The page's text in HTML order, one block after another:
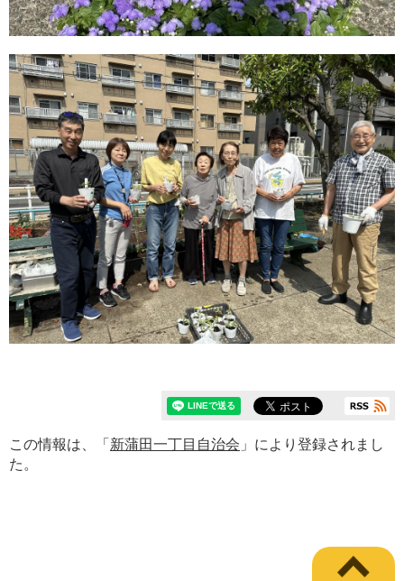
この情報は、「 新蒲田一丁目自治会 」により登録されまし
た。